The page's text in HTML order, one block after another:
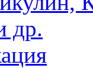
др.